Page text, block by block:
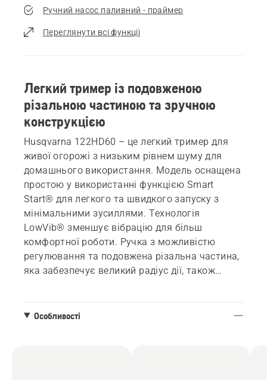
Ручний насос паливний - праймер
Переглянути всі функції
Легкий тример із подовженою
різальною частиною та зручною
конструкцією
Husqvarna 122HD60 – це легкий тример для
живої огорожі з низьким рівнем шуму для
домашнього використання. Модель оснащена
простою у використанні функцією Smart
Start® для легкого та швидкого запуску з
мінімальними зусиллями. Технологія
LowVib® зменшує вібрацію для більш
комфортної роботи. Ручка з можливістю
регулювання та подовжена різальна частина,
яка забезпечує великий радіус дії, також
Особливості